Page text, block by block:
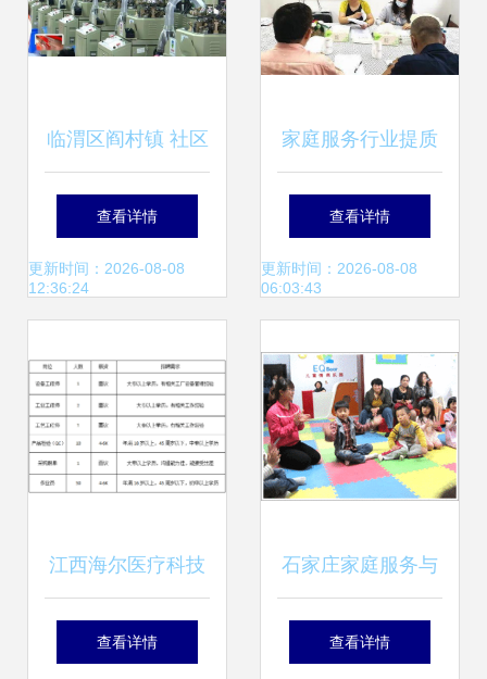
临渭区阎村镇 社区
工厂圆了群众家门
口的就业梦
查看详情
更新时间：2026-08-08
12:36:24
家庭服务行业提质
扩容进行时
查看详情
更新时间：2026-08-08
06:03:43
江西海尔医疗科技
急聘家庭服务岗，
查看详情
石家庄家庭服务与
家政服务的现状与
查看详情